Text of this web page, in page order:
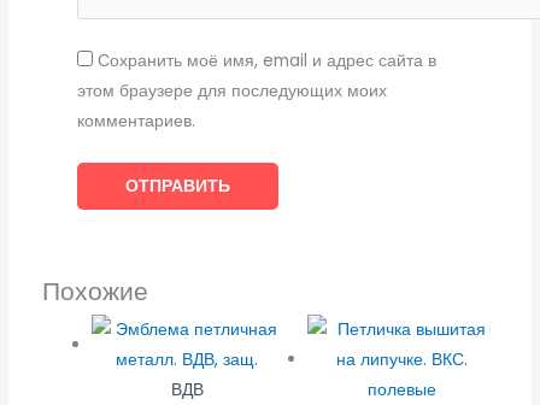
Сохранить моё имя, email и адрес сайта в
этом браузере для последующих моих
комментариев.
Похожие
ВДВ